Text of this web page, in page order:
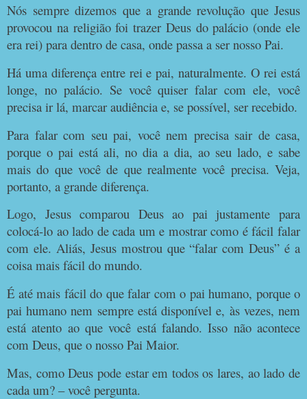
Nós sempre dizemos que a grande revolução que Jesus
provocou na religião foi trazer Deus do palácio (onde ele
era rei) para dentro de casa, onde passa a ser nosso Pai.
Há uma diferença entre rei e pai, naturalmente. O rei está
longe, no palácio. Se você quiser falar com ele, você
precisa ir lá, marcar audiência e, se possível, ser recebido.
Para falar com seu pai, você nem precisa sair de casa,
porque o pai está ali, no dia a dia, ao seu lado, e sabe
mais do que você de que realmente você precisa. Veja,
portanto, a grande diferença.
Logo, Jesus comparou Deus ao pai justamente para
colocá-lo ao lado de cada um e mostrar como é fácil falar
com ele. Aliás, Jesus mostrou que “falar com Deus” é a
coisa mais fácil do mundo.
É até mais fácil do que falar com o pai humano, porque o
pai humano nem sempre está disponível e, às vezes, nem
está atento ao que você está falando. Isso não acontece
com Deus, que o nosso Pai Maior.
Mas, como Deus pode estar em todos os lares, ao lado de
cada um? – você pergunta.